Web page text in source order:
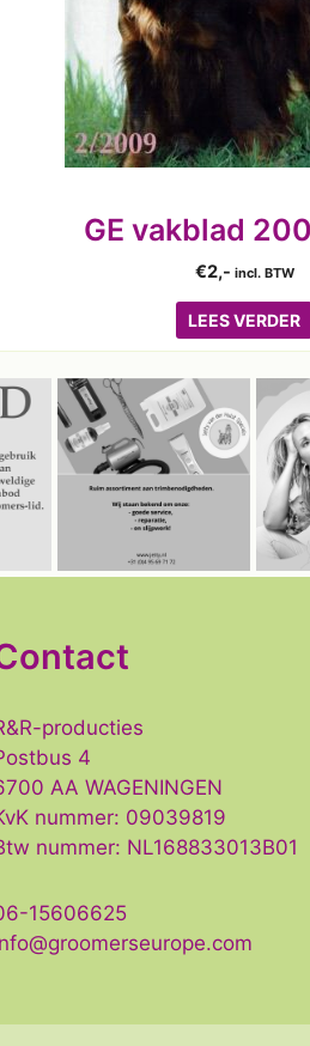
GE vakblad
€2,- incl. BTW
LEES VERDER
producties
4
AA WAGENINGEN
nummer: 09039819
nummer: NL168833013B01
15606625